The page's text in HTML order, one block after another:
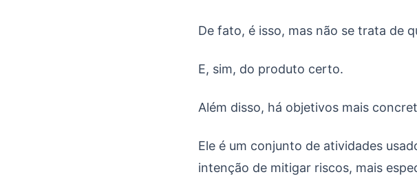
De fato, é isso, mas não se trata de
E, sim, do produto certo.
Além disso, há objetivos mais
Ele é um conjunto de atividades
intenção de mitigar riscos, mais